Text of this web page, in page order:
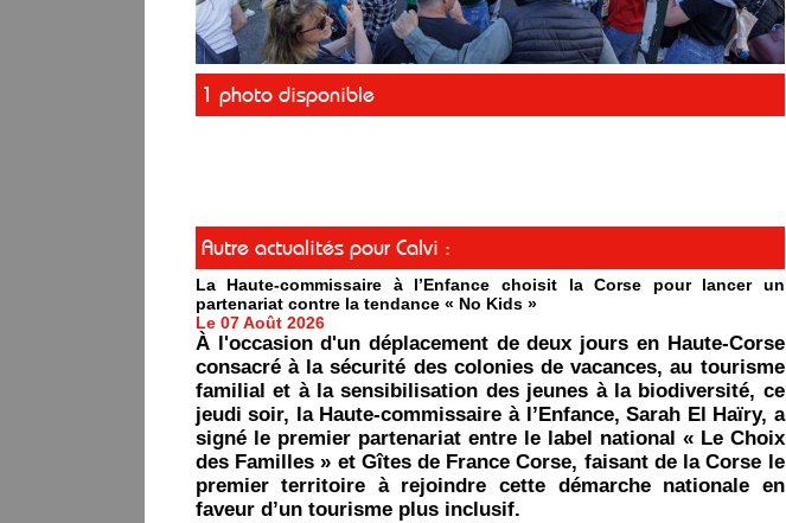
1 photo disponible
Autre actualités pour Calvi :
La Haute-commissaire à l’Enfance choisit la Corse pour lancer un
partenariat contre la tendance « No Kids »
Le 07 Août 2026
À l'occasion d'un déplacement de deux jours en Haute-Corse
consacré à la sécurité des colonies de vacances, au tourisme
familial et à la sensibilisation des jeunes à la biodiversité, ce
jeudi soir, la Haute-commissaire à l’Enfance, Sarah El Haïry, a
signé le premier partenariat entre le label national « Le Choix
des Familles » et Gîtes de France Corse, faisant de la Corse le
premier territoire à rejoindre cette démarche nationale en
faveur d’un tourisme plus inclusif.